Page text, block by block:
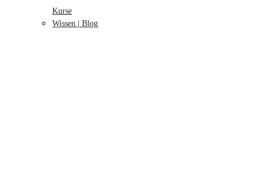
Kurse
Wissen | Blog